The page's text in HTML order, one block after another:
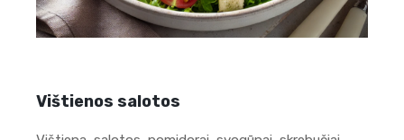
Vištienos salotos